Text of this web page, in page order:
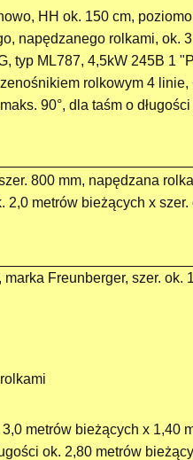
HH ok. 150 cm,
napędzanego rolkami, ok.
typ ML787, 4,5kW 245B 1
rolkowym 4
90°, dla taśm o
800 mm, napędzana
metrów bieżących x
Freunberger, szer.
metrów bieżących x 1,40
ok. 2,80 metrów